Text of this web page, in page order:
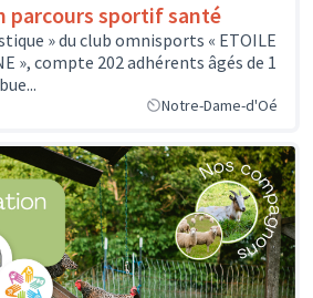
parcours sportif santé
» du club omnisports « ETOILE
», compte 202 adhérents âgés de 1
Notre-Dame-d'Oé